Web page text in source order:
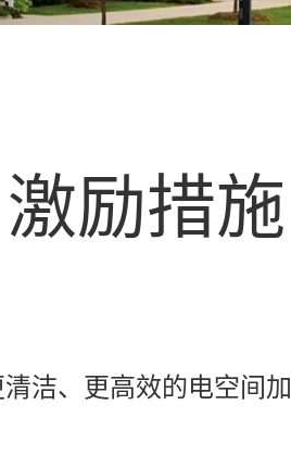
励措施
洁、更高效的电空间加